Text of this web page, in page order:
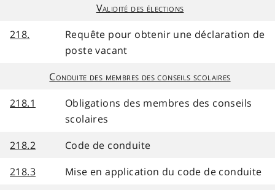
Validité des élections
218.
Requête pour obtenir une déclaration de
poste vacant
Conduite des membres des conseils scolaires
218.1
Obligations des membres des conseils
scolaires
218.2
Code de conduite
218.3
Mise en application du code de conduite